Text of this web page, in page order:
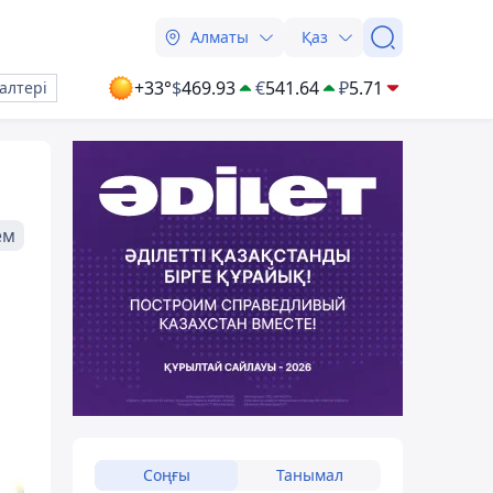
Алматы Қаз
+33°$469.93 €541.64 ₽5.71
Соңғы Танымал